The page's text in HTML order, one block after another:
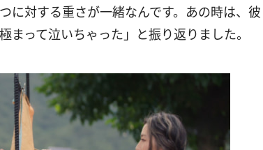
に対する重さが一緒なんです。あの時は、彼
って泣いちゃった」と振り返りました。